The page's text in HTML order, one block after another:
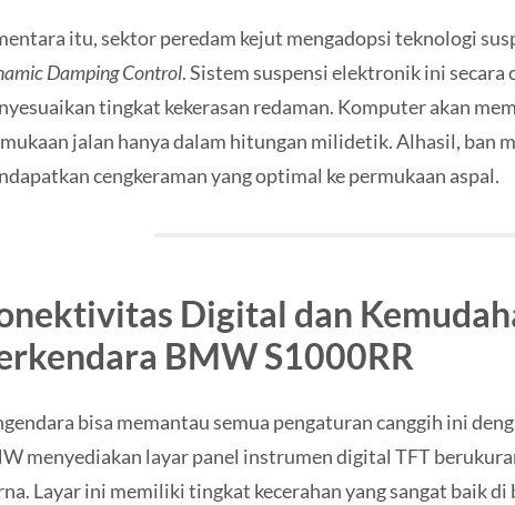
itu, sektor peredam kejut mengadopsi teknologi
Damping Control. Sistem suspensi elektronik ini secara
tingkat kekerasan redaman. Komputer akan
jalan hanya dalam hitungan milidetik. Alhasil, ban
cengkeraman yang optimal ke permukaan aspal.
Digital dan
BMW S1000RR
bisa memantau semua pengaturan canggih ini
menyediakan layar panel instrumen digital TFT
Layar ini memiliki tingkat kecerahan yang sangat baik